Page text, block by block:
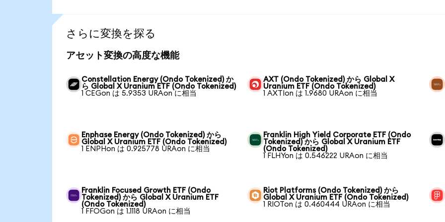
さらに変換を探る
アセット変換の高度な機能
Constellation Energy (Ondo Tokenized) か
ら Global X Uranium ETF (Ondo Tokenized)
1 CEGon は 5.9353 URAon に相当
AXT (Ondo Tokenized) から Global X
Uranium ETF (Ondo Tokenized)
1 AXTIon は 1.9680 URAon に相当
Enphase Energy (Ondo Tokenized) から
Global X Uranium ETF (Ondo Tokenized)
1 ENPHon は 0.925778 URAon に相当
Franklin High Yield Corporate ETF (Ondo
Tokenized) から Global X Uranium ETF
(Ondo Tokenized)
1 FLHYon は 0.546222 URAon に相当
Franklin Focused Growth ETF (Ondo
Tokenized) から Global X Uranium ETF
(Ondo Tokenized)
1 FFOGon は 1.1118 URAon に相当
Riot Platforms (Ondo Tokenized) から
Global X Uranium ETF (Ondo Tokenized)
1 RIOTon は 0.460444 URAon に相当